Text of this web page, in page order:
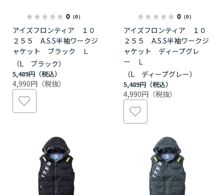
0 （0）
アイズフロンティア １０
２５５ A.S.S半袖ワークジ
ャケット ブラック Ｌ
（L ブラック）
5,489円
4,990円
0（0）
アイズフロンティア １０
２５５ A.S.S半袖ワークジ
ャケット ディープグレ
ー Ｌ
（L ディープグレー）
5,489円
4,990円